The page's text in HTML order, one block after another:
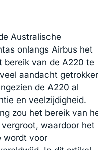
Australische
onlangs Airbus het
bereik van de A220 te
aandacht
de A220 al
en veelzijdigheid.
zou het bereik van
waardoor het
wordt voor